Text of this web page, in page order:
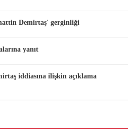
Demirtaş' gerginliği
yanıt
iddiasına ilişkin açıklama